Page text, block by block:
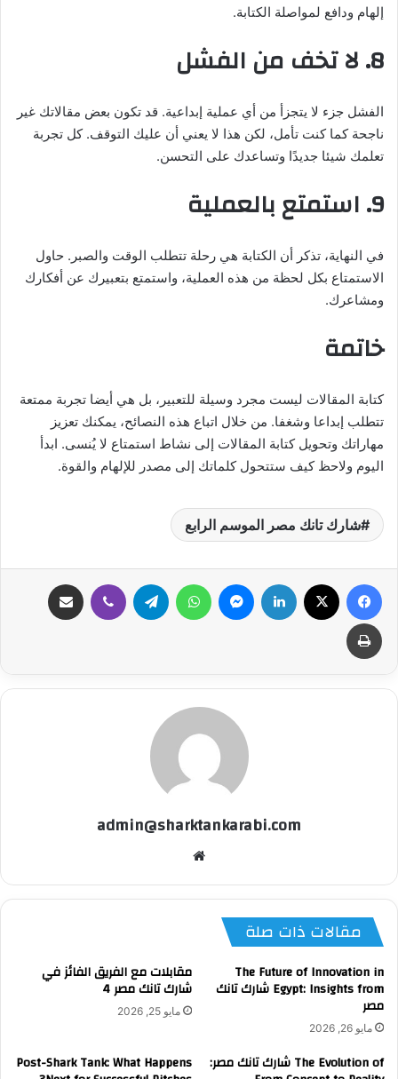
إلهام ودافع لمواصلة الكتابة.
8. لا تخف من الفشل
الفشل جزء لا يتجزأ من أي عملية إبداعية. قد تكون بعض مقالاتك غير
ناجحة كما كنت تأمل، لكن هذا لا يعني أن عليك التوقف. كل تجربة
تعلمك شيئا جديدًا وتساعدك على التحسن.
9. استمتع بالعملية
في النهاية، تذكر أن الكتابة هي رحلة تتطلب الوقت والصبر. حاول
الاستمتاع بكل لحظة من هذه العملية، واستمتع بتعبيرك عن أفكارك
ومشاعرك.
خاتمة
كتابة المقالات ليست مجرد وسيلة للتعبير، بل هي أيضا تجربة ممتعة
تتطلب إبداعا وشغفا. من خلال اتباع هذه النصائح، يمكنك تعزيز
مهاراتك وتحويل كتابة المقالات إلى نشاط استمتاع لا يُنسى. ابدأ
اليوم ولاحظ كيف ستتحول كلماتك إلى مصدر للإلهام والقوة.
شارك تانك مصر الموسم الرابع
فيسبوك لينكدإن ماسنجر واتساب تيلقرام ڤايبر
طباعة
admin@sharktankarabi.com
مقالات ذات صلة
The Future of Innovation in
Egypt: Insights from شارك تانك
مصر
مايو 26, 2026
مقابلات مع الفريق الفائز في
شارك تانك مصر 4
مايو 25, 2026
The Evolution of شارك تانك مصر: Post-Shark Tank: What Happens